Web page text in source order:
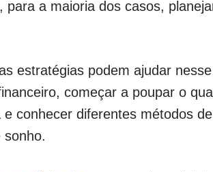
para a maioria dos casos,
estratégias podem ajudar
começar a poupar o
conhecer diferentes métodos
sonho.